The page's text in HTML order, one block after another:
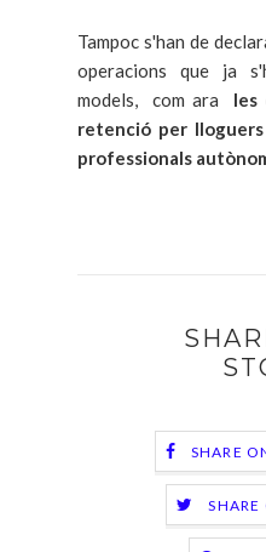
Tampoc s'han de
operacions que ja
models, com ara les
retenció per
professionals
SHARE
SHARE